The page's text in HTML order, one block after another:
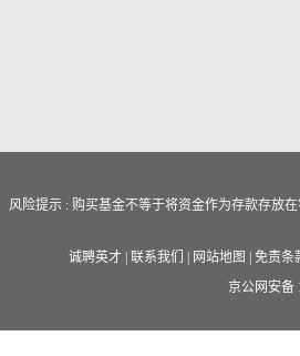
风险提示 : 购买基金不等于将资金作为存款存放
诚聘英才 联系我们 网站地图
免责条
京公网安备